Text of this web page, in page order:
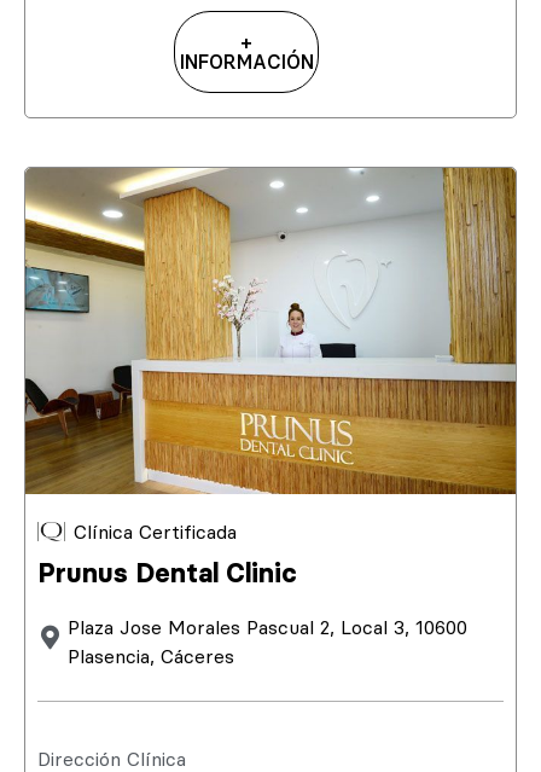
+
INFORMACIÓN
Clínica Certificada
Prunus Dental Clinic
Plaza Jose Morales Pascual 2, Local 3, 10600
Plasencia, Cáceres
Dirección Clínica